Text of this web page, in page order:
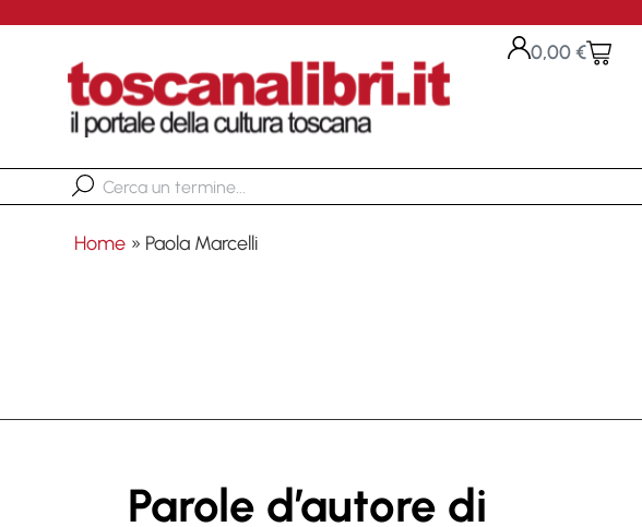
0,00€
Home » Paola Marcelli
Parole d’autore di